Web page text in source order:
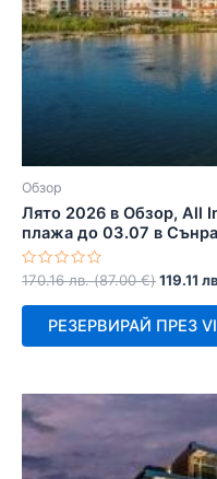
Обзор
Лято 2026 в Обзор, All
плажа до 03.07 в
Оценено
с
0
170.16лв. (87.00€)119.11
РЕЗЕРВИРАЙ ПРЕЗ